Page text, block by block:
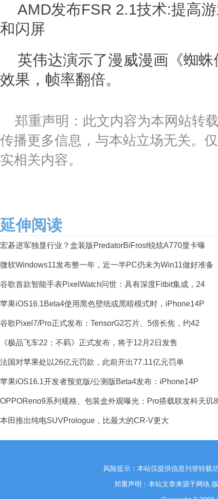
AMD发布FSR 2.1技术:提高
和闪屏
英伟达演示了漫威漫画《蜘
效果，帧率翻倍。
郑重声明：此文内容为本网站转
传播更多信息，与本站立场无关。
实相关内容。
延伸阅读
宏碁进军独显行业？盒装版PredatorBiFrost锐炫A770显卡曝
微软Windows11发布整一年，近一半PC仍未为Win11做好准备
谷歌首款智能手表PixelWatch问世：具有深度Fitbit集成，24
苹果iOS16.1Beta4使用黑色壁纸或黑暗模式时，iPhone14P
谷歌Pixel7/Pro正式发布：TensorG2芯片、5倍长焦，约42
《极品飞车22：不羁》正式发布，将于12月2日发售
法国对苹果处以26亿元罚款，此前开出77.11亿元罚单
苹果iOS16.1开发者预览版/公测版Beta4发布：iPhone14P
OPPOReno9系列规格、包装盒外观曝光：Pro搭载联发科天玑
本田推出纯电SUVPrologue，比最大的CR-V更大
风险提示：本站仅提供信息刊登转载
郑重声明：本站文章来源于网络,